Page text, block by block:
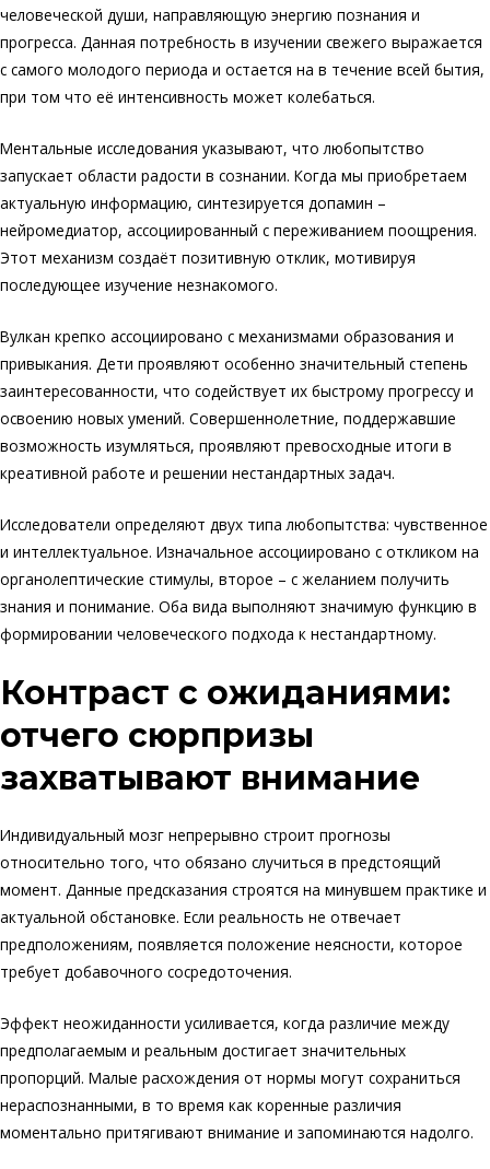
человеческой души, направляющую энергию познания и
прогресса. Данная потребность в изучении свежего выражается
с самого молодого периода и остается на в течение всей бытия,
при том что её интенсивность может колебаться.
Ментальные исследования указывают, что любопытство
запускает области радости в сознании. Когда мы приобретаем
актуальную информацию, синтезируется допамин –
нейромедиатор, ассоциированный с переживанием поощрения.
Этот механизм создаёт позитивную отклик, мотивируя
последующее изучение незнакомого.
Вулкан крепко ассоциировано с механизмами образования и
привыкания. Дети проявляют особенно значительный степень
заинтересованности, что содействует их быстрому прогрессу и
освоению новых умений. Совершеннолетние, поддержавшие
возможность изумляться, проявляют превосходные итоги в
креативной работе и решении нестандартных задач.
Исследователи определяют двух типа любопытства: чувственное
и интеллектуальное. Изначальное ассоциировано с откликом на
органолептические стимулы, второе – с желанием получить
знания и понимание. Оба вида выполняют значимую функцию в
формировании человеческого подхода к нестандартному.
Контраст с ожиданиями:
отчего сюрпризы
захватывают внимание
Индивидуальный мозг непрерывно строит прогнозы
относительно того, что обязано случиться в предстоящий
момент. Данные предсказания строятся на минувшем практике и
актуальной обстановке. Если реальность не отвечает
предположениям, появляется положение неясности, которое
требует добавочного сосредоточения.
Эффект неожиданности усиливается, когда различие между
предполагаемым и реальным достигает значительных
пропорций. Малые расхождения от нормы могут сохраниться
нераспознанными, в то время как коренные различия
моментально притягивают внимание и запоминаются надолго.